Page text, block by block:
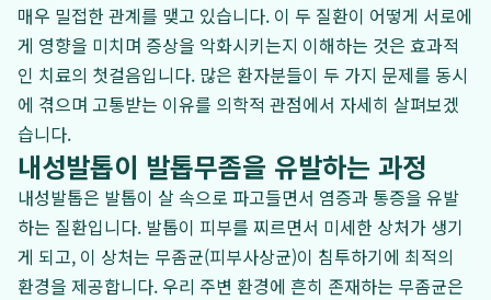
매우 밀접한 관계를 맺고 있습니다. 이 두 질환이 어떻게 서로에
게 영향을 미치며 증상을 악화시키는지 이해하는 것은 효과적
인 치료의 첫걸음입니다. 많은 환자분들이 두 가지 문제를 동시
에 겪으며 고통받는 이유를 의학적 관점에서 자세히 살펴보겠
습니다.
내성발톱이 발톱무좀을 유발하는 과정
내성발톱은 발톱이 살 속으로 파고들면서 염증과 통증을 유발
하는 질환입니다. 발톱이 피부를 찌르면서 미세한 상처가 생기
게 되고, 이 상처는 무좀균(피부사상균)이 침투하기에 최적의
환경을 제공합니다. 우리 주변 환경에 흔히 존재하는 무좀균은